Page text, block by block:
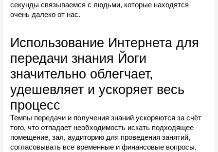
секунды связываемся с людьми, которые находятся
очень далеко от нас.
Использование Интернета для
передачи знания Йоги
значительно облегчает,
удешевляет и ускоряет весь
процесс
Темпы передачи и получения знаний ускоряются за счёт
того, что отпадает необходимость искать подходящее
помещение, зал, аудиторию для проведения занятий,
согласовывать все временные и финансовые вопросы,